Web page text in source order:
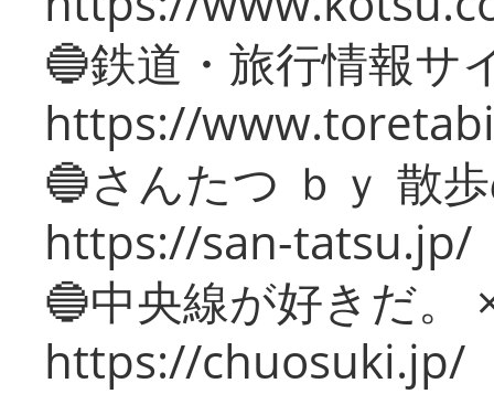
🔵鉄道・旅行情報サ
https://
🔵さんたつ ｂｙ 散
https://san-tatsu.jp/
🔵中央線が好きだ。
https://chuosuki.jp/